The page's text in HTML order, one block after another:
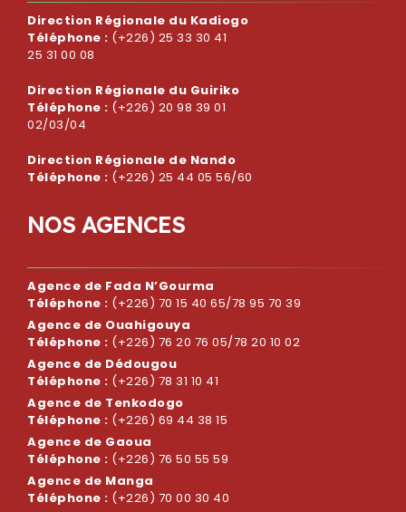
Direction Régionale du Kadiogo
Téléphone : (+226) 25 33 30 41
25 31 00 08
Direction Régionale du Guiriko
Téléphone : (+226) 20 98 39 01
02/03/04
Direction Régionale de Nando
Téléphone : (+226) 25 44 05 56/60
NOS AGENCES
Agence de Fada N’Gourma
Téléphone : (+226) 70 15 40 65/78 95 70 39
Agence de Ouahigouya
Téléphone : (+226) 76 20 76 05/78 20 10 02
Agence de Dédougou
Téléphone : (+226) 78 31 10 41
Agence de Tenkodogo
Téléphone : (+226) 69 44 38 15
Agence de Gaoua
Téléphone : (+226) 76 50 55 59
Agence de Manga
Téléphone : (+226) 70 00 30 40